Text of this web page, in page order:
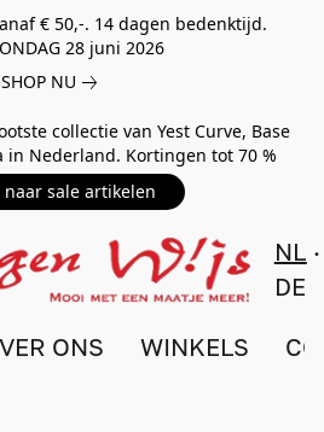
€ 50,-. 14 dagen bedenktijd.
28 juni 2026
SHOP NU
collectie van Yest Curve, Base
in Nederland. Kortingen tot 70 %
naar sale artikelen
NL
DE
ONS WINKELS